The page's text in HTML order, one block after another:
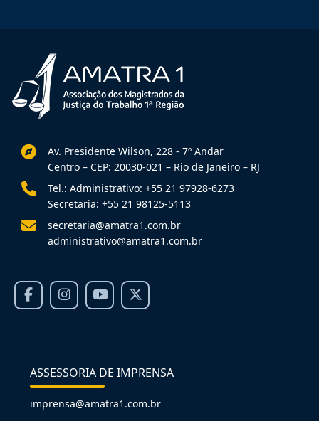
Av. Presidente Wilson, 228 - 7º Andar
Centro – CEP: 20030-021 – Rio de Janeiro – RJ
Tel.: Administrativo: +55 21 97928-6273
Secretaria: +55 21 98125-5113
secretaria@amatra1.com.br
administrativo@amatra1.com.br
ASSESSORIA DE IMPRENSA
imprensa@amatra1.com.br